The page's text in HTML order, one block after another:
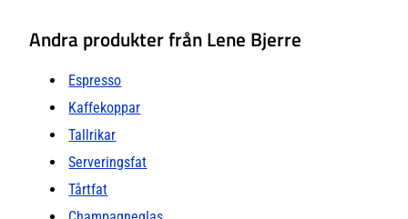
Andra produkter från Lene Bjerre
Espresso
Kaffekoppar
Tallrikar
Serveringsfat
Tårtfat